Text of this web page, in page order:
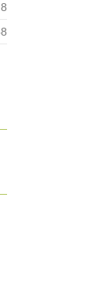
8